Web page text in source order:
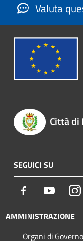
Valuta
Città di
SEGUICI SU
Facebook Youtube
AMMINISTRAZIONE
Organi di Governo